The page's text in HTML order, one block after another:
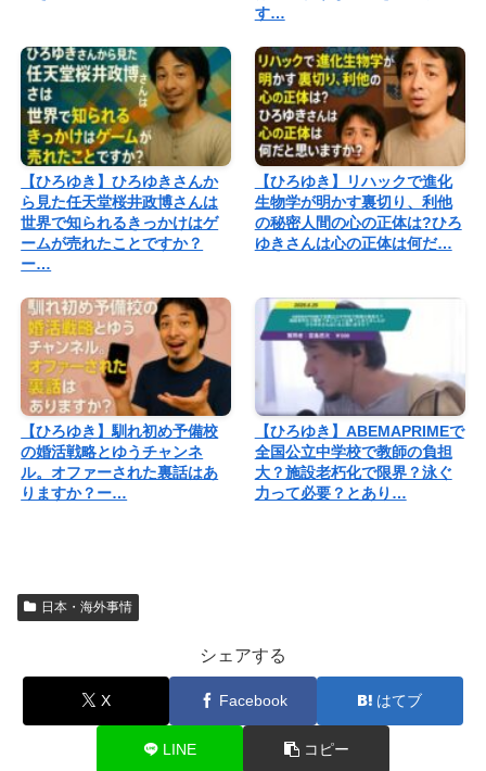
す…
【ひろゆき】ひろゆきさんか
ら見た任天堂桜井政博さんは
世界で知られるきっかけはゲ
ームが売れたことですか？
ー…
【ひろゆき】リハックで進化
生物学が明かす裏切り、利他
の秘密人間の心の正体は?ひろ
ゆきさんは心の正体は何だ…
【ひろゆき】馴れ初め予備校
の婚活戦略とゆうチャンネ
ル。オファーされた裏話はあ
りますか？ー…
【ひろゆき】ABEMAPRIMEで
全国公立中学校で教師の負担
大？施設老朽化で限界？泳ぐ
力って必要？とあり…
日本・海外事情
シェアする
X Facebook はてブ
LINE コピー